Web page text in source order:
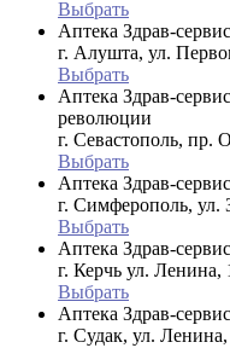
Выбрать
Аптека Здрав-
г. Алушта, ул.
Выбрать
Аптека Здрав-
революции
г. Севастополь, пр.
Выбрать
Аптека Здрав-
г. Симферополь, ул.
Выбрать
Аптека Здрав-
г. Керчь ул. Ленина,
Выбрать
Аптека Здрав-
г. Судак, ул. Ленина,